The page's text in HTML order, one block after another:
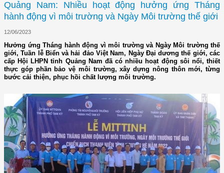
Quảng Nam: Nhiều hoạt động hưởng ứng Tháng
hành động vì môi trường và Ngày Môi trường thế giới
12/06/2023
Hưởng ứng Tháng hành động vì môi trường và Ngày Môi trường thế
giới, Tuần lễ Biển và hải đảo Việt Nam, Ngày Đại dương thế giới, các
cấp Hội LHPN tỉnh Quảng Nam đã có nhiều hoạt động sôi nổi, thiết
thực góp phần bảo vệ môi trường, xây dựng nông thôn mới, từng
bước cải thiện, phục hồi chất lượng môi trường.